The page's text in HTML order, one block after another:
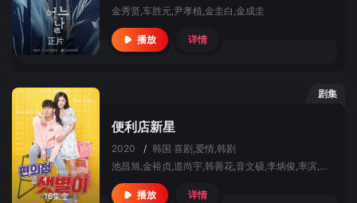
正片
金秀贤,车胜元,尹孝植,金圭白,金成圭
播放 详情
剧集
16集全
便利店新星
2020 / 韩国 喜剧,爱情,韩剧
池昌旭,金裕贞,道尚宇,韩善花,音文硕,李炳俊,率滨,禹贤,智燦,许在浩,徐艺华,尹秀,李珠荷,尹瑟,金旻奎
播放 详情